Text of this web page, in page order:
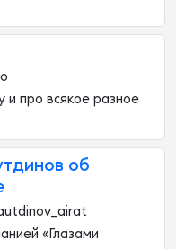
и про всякое разное
об
«Глазами